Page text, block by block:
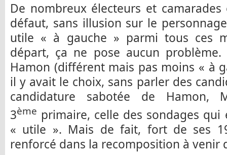
De nombreux électeurs et
défaut, sans illusion sur le
utile « à gauche » parmi tous ces
départ, ça ne pose aucun
Hamon (différent mais pas moins « à
il y avait le choix, sans parler des
candidature sabotée de Hamon,
3ème primaire, celle des sondages
« utile ». Mais de fait, fort de ses
renforcé dans la recomposition à venir